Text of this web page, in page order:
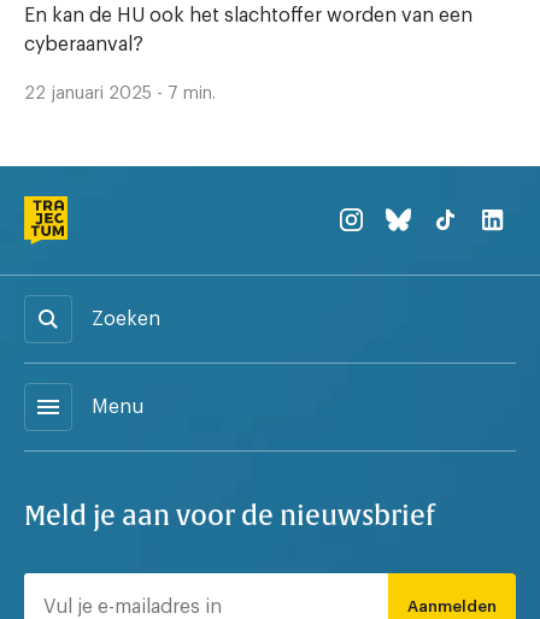
En kan de HU ook het slachtoffer worden van een
cyberaanval?
22 januari 2025 - 7 min.
Zoeken
menu Menu
Meld je aan voor de nieuwsbrief
Aanmelden